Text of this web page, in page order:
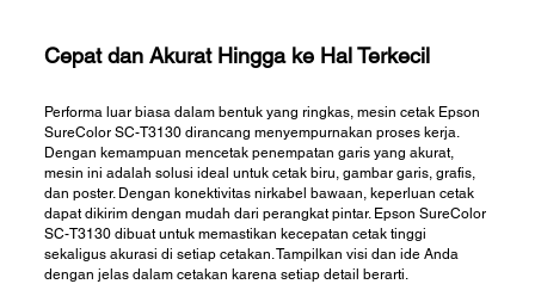
Cepat dan Akurat Hingga ke Hal Terkecil
Performa luar biasa dalam bentuk yang ringkas, mesin cetak Epson
SureColor SC-T3130 dirancang menyempurnakan proses kerja.
Dengan kemampuan mencetak penempatan garis yang akurat,
mesin ini adalah solusi ideal untuk cetak biru, gambar garis, grafis,
dan poster. Dengan konektivitas nirkabel bawaan, keperluan cetak
dapat dikirim dengan mudah dari perangkat pintar. Epson SureColor
SC-T3130 dibuat untuk memastikan kecepatan cetak tinggi
sekaligus akurasi di setiap cetakan. Tampilkan visi dan ide Anda
dengan jelas dalam cetakan karena setiap detail berarti.